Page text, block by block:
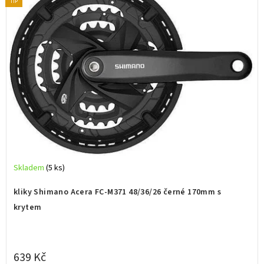
a
c
y
s
kliky Shimano Acera FC-M371 48/36/26 černé 170mm s
krytem
Skladem (5 ks)
639 Kč